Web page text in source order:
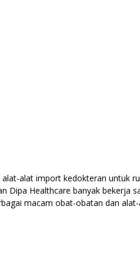
alat import kedokteran untuk
Dipa Healthcare banyak bekerja
macam obat-obatan dan